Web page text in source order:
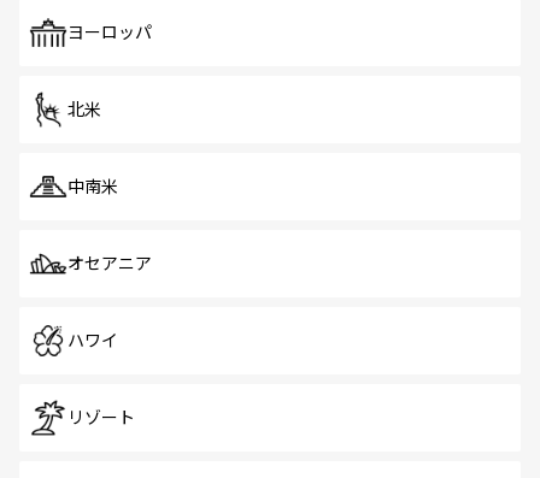
で、ホーカーズは地元の風情を楽しめる外せないスポット
ヨーロッパ
北米
中南米
オセアニア
ハワイ
リゾート